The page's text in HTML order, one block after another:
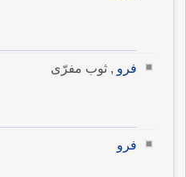
فرو , ثوب مفرّى
فرو